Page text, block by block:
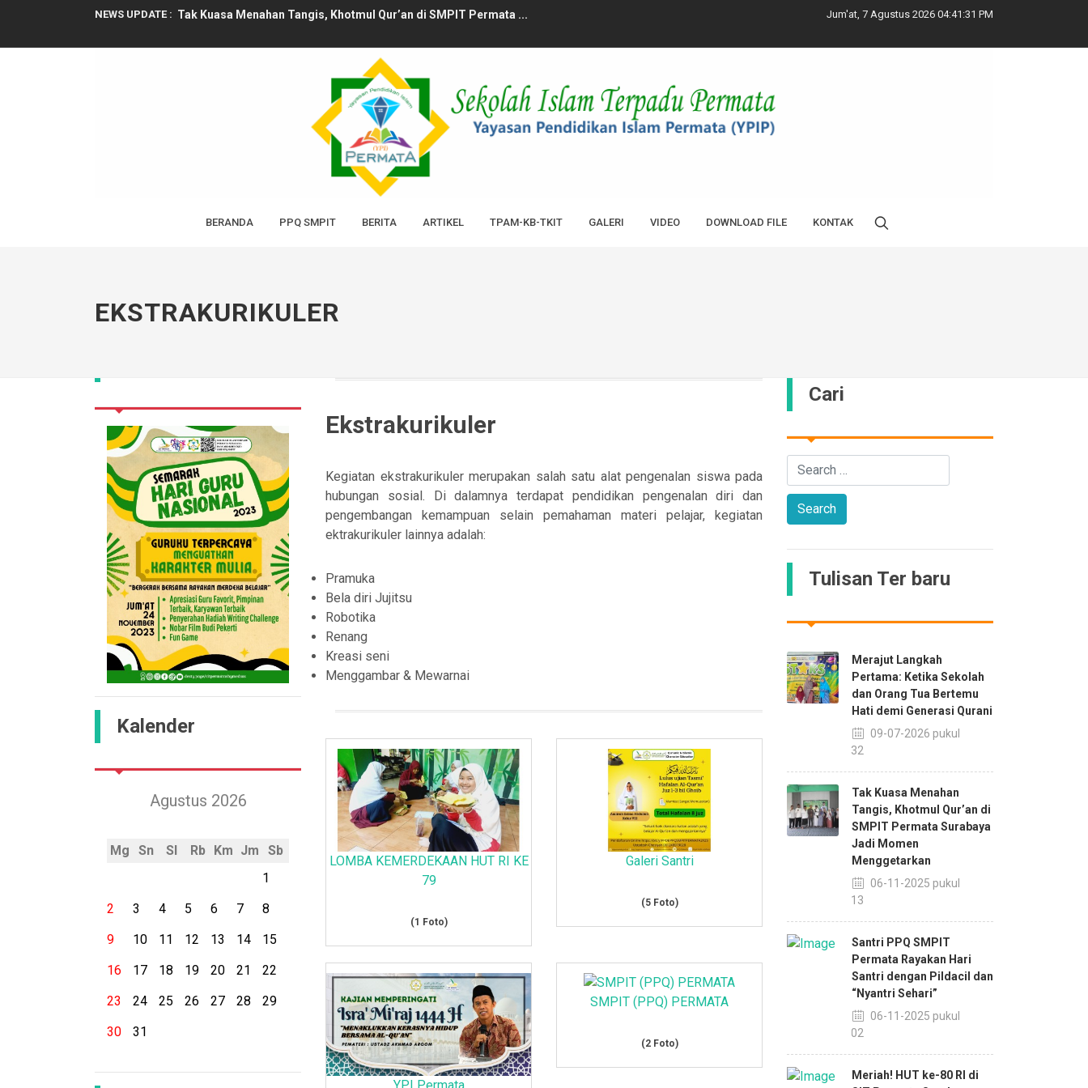
NEWS UPDATE : Tak Kuasa Menahan Tangis, Khotmul Qur’an di SMPIT Permata ...
Santri PPQ SMPIT Permata Rayakan Hari Santri dengan Pildacil...
Meriah! HUT ke-80 RI di SIT Permata Surabaya Penuh Lomba dan...
Peduli Warga Pakal, SIT Permata Surabaya Bagikan 1000 Paket ...
Permata Berbagi, Ramadan Penuh Berkah Bersama KB-TKIT Permat...
Sinar Cahaya Al-Quran di bulan Ramadan: 58 Siswa PPQ SMPIT P...
Merajut Langkah Pertama: Ketika Sekolah dan Orang Tua Bertem...
Jum'at, 7 Agustus 2026 04:41:32 PM
BERANDA PPQ SMPIT BERITA ARTIKEL TPAM-KB-TKIT GALERI VIDEO DOWNLOAD FILE KONTAK
EKSTRAKURIKULER
Kalender
Agustus 2026
Mg Sn Sl Rb Km Jm
Sb
1
2
3 4 5 6 7
8
9
10 11 12 13 14
15
16
17 18 19 20 21
22
23
24 25 26 27 28
29
30
31
Ekstrakurikuler
Kegiatan ekstrakurikuler merupakan salah satu alat pengenalan siswa pada
hubungan sosial. Di dalamnya terdapat pendidikan pengenalan diri dan
pengembangan kemampuan selain pemahaman materi pelajar, kegiatan
ektrakurikuler lainnya adalah:
Pramuka
Bela diri Jujitsu
Robotika
Renang
Kreasi seni
Menggambar & Mewarnai
LOMBA KEMERDEKAAN HUT RI KE
79
(1 Foto)
Galeri Santri
(5 Foto)
SMPIT (PPQ) PERMATA
(2 Foto)
Cari
Tulisan Ter baru
Merajut Langkah
Pertama: Ketika Sekolah
dan Orang Tua Bertemu
Hati demi Generasi Qurani
09-07-2026 pukul
11:32
Tak Kuasa Menahan
Tangis, Khotmul Qur’an di
SMPIT Permata Surabaya
Jadi Momen
Menggetarkan
06-11-2025 pukul
14:13
Santri PPQ SMPIT
Permata Rayakan Hari
Santri dengan Pildacil dan
“Nyantri Sehari”
06-11-2025 pukul
14:02
Meriah! HUT ke-80 RI di